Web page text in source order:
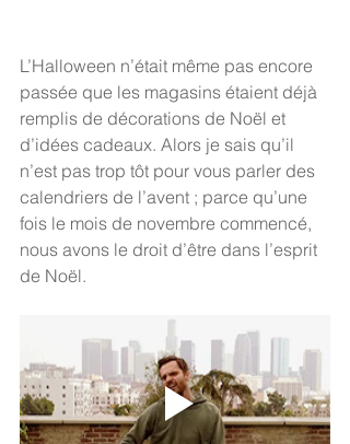
L’Halloween n’était même pas encore
passée que les magasins étaient déjà
remplis de décorations de Noël et
d’idées cadeaux. Alors je sais qu’il
n’est pas trop tôt pour vous parler des
calendriers de l’avent ; parce qu’une
fois le mois de novembre commencé,
nous avons le droit d’être dans l’esprit
de Noël.